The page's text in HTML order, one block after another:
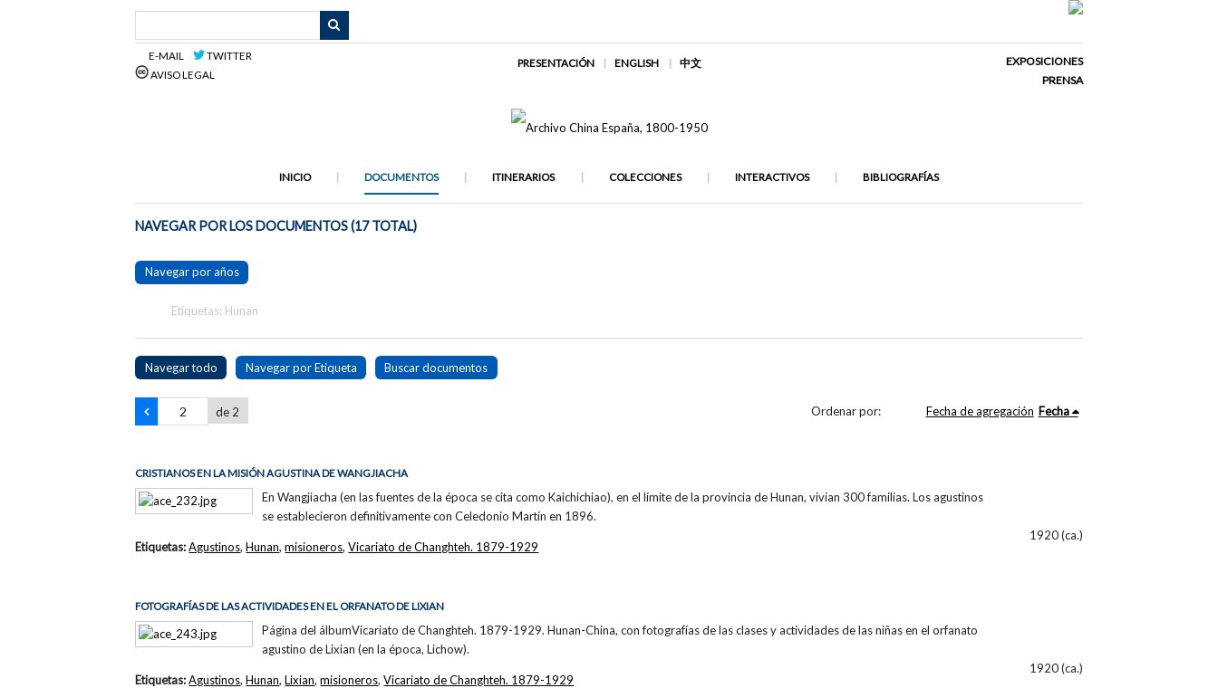
E-MAIL
TWITTER
AVISO LEGAL
PRESENTACIÓN ENGLISH 中文
EXPOSICIONES
PRENSA
INICIO DOCUMENTOS ITINERARIOS COLECCIONES INTERACTIVOS BIBLIOGRAFÍAS
NAVEGAR POR LOS DOCUMENTOS (17 TOTAL)
Navegar por años
Etiquetas: Hunan
Navegar todo Navegar por Etiqueta Buscar documentos
de 2 Ordenar por: Fecha de agregación Fecha
CRISTIANOS EN LA MISIÓN AGUSTINA DE WANGJIACHA
En Wangjiacha (en las fuentes de la época se cita como Kaichichiao), en el límite de la provincia de Hunan, vivían 300 familias. Los agustinos
se establecieron definitivamente con Celedonio Martín en 1896.
1920 (ca.)
Etiquetas:Agustinos,Hunan,misioneros,Vicariato de Changhteh. 1879-1929
FOTOGRAFÍAS DE LAS ACTIVIDADES EN EL ORFANATO DE LIXIAN
Página del álbumVicariato de Changhteh. 1879-1929. Hunan-China, con fotografías de las clases y actividades de las niñas en el orfanato
agustino de Lixian (en la época, Lichow).
1920 (ca.)
Etiquetas:Agustinos,Hunan,Lixian,misioneros,Vicariato de Changhteh. 1879-1929